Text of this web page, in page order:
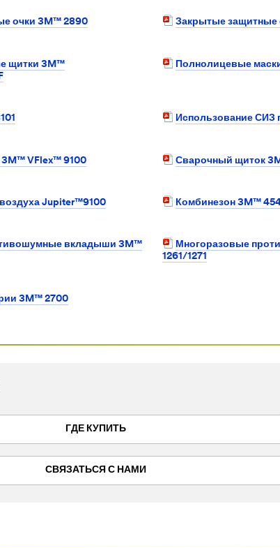
очки 3M™ 2890 Закрытые защитные
щитки 3M™
Полнолицевые
Использование СИЗ
3M™ VFlex™ 9100 Сварочный щиток
Jupiter™9100 Комбинезон 3M™
вкладыши 3M™
Многоразовые
1261/1271
3M™ 2700
ГДЕ КУПИТЬ
СВЯЗАТЬСЯ С НАМИ